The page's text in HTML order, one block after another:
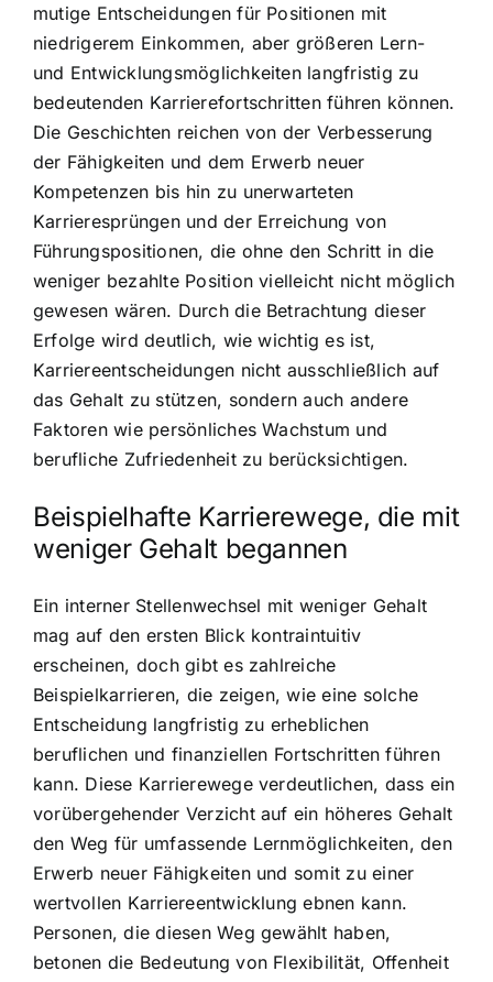
mutige Entscheidungen für Positionen mit
niedrigerem Einkommen, aber größeren Lern-
und Entwicklungsmöglichkeiten langfristig zu
bedeutenden Karrierefortschritten führen können.
Die Geschichten reichen von der Verbesserung
der Fähigkeiten und dem Erwerb neuer
Kompetenzen bis hin zu unerwarteten
Karrieresprüngen und der Erreichung von
Führungspositionen, die ohne den Schritt in die
weniger bezahlte Position vielleicht nicht möglich
gewesen wären. Durch die Betrachtung dieser
Erfolge wird deutlich, wie wichtig es ist,
Karriereentscheidungen nicht ausschließlich auf
das Gehalt zu stützen, sondern auch andere
Faktoren wie persönliches Wachstum und
berufliche Zufriedenheit zu berücksichtigen.
Beispielhafte Karrierewege, die mit
weniger Gehalt begannen
Ein interner Stellenwechsel mit weniger Gehalt
mag auf den ersten Blick kontraintuitiv
erscheinen, doch gibt es zahlreiche
Beispielkarrieren, die zeigen, wie eine solche
Entscheidung langfristig zu erheblichen
beruflichen und finanziellen Fortschritten führen
kann. Diese Karrierewege verdeutlichen, dass ein
vorübergehender Verzicht auf ein höheres Gehalt
den Weg für umfassende Lernmöglichkeiten, den
Erwerb neuer Fähigkeiten und somit zu einer
wertvollen Karriereentwicklung ebnen kann.
Personen, die diesen Weg gewählt haben,
betonen die Bedeutung von Flexibilität, Offenheit